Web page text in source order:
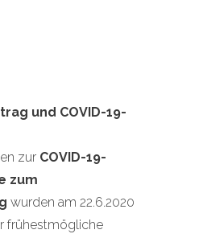
und COVID-19-
zur COVID-19-
zum
wurden am 22.6.2020
frühestmögliche